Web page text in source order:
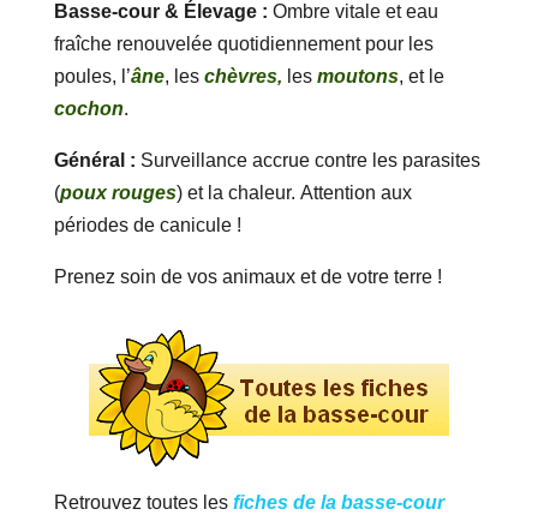
Basse-cour & Élevage : Ombre vitale et eau
fraîche renouvelée quotidiennement pour les
poules, l’âne, les chèvres, les moutons, et le
cochon.
Général : Surveillance accrue contre les parasites
(poux rouges) et la chaleur. Attention aux
périodes de canicule !
Prenez soin de vos animaux et de votre terre !
Retrouvez toutes les fiches de la basse-cour